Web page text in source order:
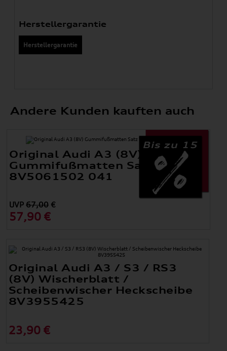
Herstellergarantie
Herstellergarantie
Andere Kunden kauften auch
Bis zu 15
Original Audi A3 (8V)
Gummifußmatten Satz Vorne
8V5061502 041
UVP67,00 €
57,90 €
Original Audi A3 / S3 / RS3
(8V) Wischerblatt /
Scheibenwischer Heckscheibe
8V3955425
23,90 €